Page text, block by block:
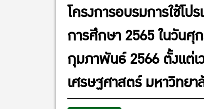
โครงการอบรมการใช้โ
การศึกษา 2565 ในวัน
กุมภาพันธ์ 2566 ตั้งแต่
เศรษฐศาสตร์ มหาวิทย